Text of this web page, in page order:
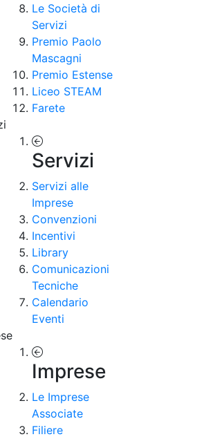
Le Società di
Servizi
Premio Paolo
Mascagni
Premio Estense
Liceo STEAM
Farete
Servizi
Servizi alle
Imprese
Convenzioni
Incentivi
Library
Comunicazioni
Tecniche
Calendario
Eventi
Imprese
Le Imprese
Associate
Filiere